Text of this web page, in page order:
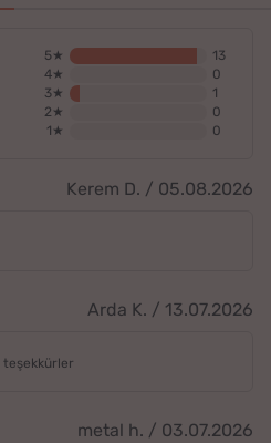
5★
13
4★
0
3★
1
2★
0
1★
0
Kerem D. / 05.08.2026
Arda K. / 13.07.2026
teşekkürler
metal h. / 03.07.2026